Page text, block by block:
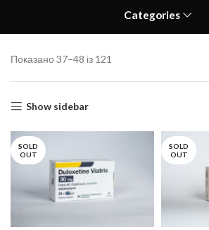
Categories
Показано 37–48 із 121
Show sidebar
SOLD
OUT
SOLD
OUT